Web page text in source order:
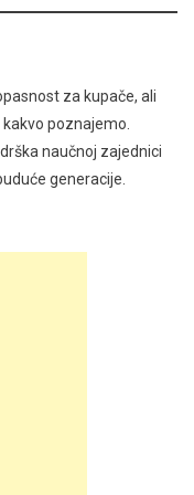
za kupače, ali
poznajemo.
naučnoj zajednici
generacije.